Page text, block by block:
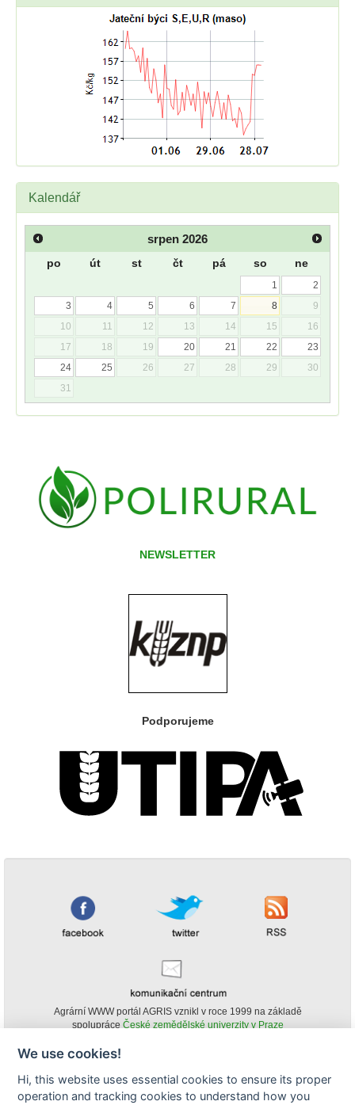
Kalendář
srpen 2026
po út st čt pá so ne
1
2
3
4 5 6 7 8
9
10
11 12 13 14 15
16
17
18 19 20 21 22
23
24
25 26 27 28 29
30
31
NEWSLETTER
Podporujeme
Agrární WWW portál AGRIS vznikl v roce 1999 na základě
spolupráce České zemědělské univerzity v Praze
obsahu agrárního WWW portálu AGRIS je možné
(pokud není uvedeno jinak) pouze za podmínky uvedení zdroje v podobě
We use cookies!
Hi, this website uses essential cookies to ensure its proper
operation and tracking cookies to understand how you